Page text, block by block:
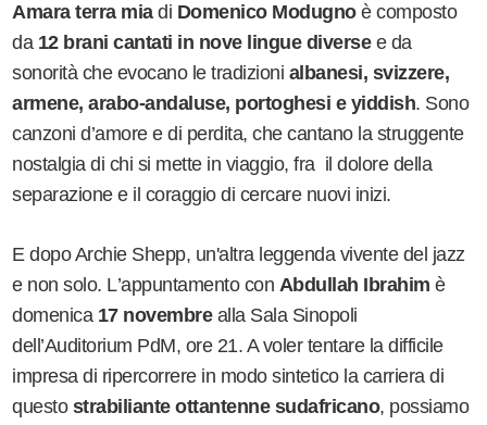
Amara terra miadi Domenico Modugnoè composto
da 12 brani cantati in nove lingue diversee da
sonorità che evocano le tradizioni albanesi, svizzere,
armene, arabo-andaluse, portoghesi e yiddish. Sono
canzoni d’amore e di perdita, che cantano la struggente
nostalgia di chi si mette in viaggio, fra il dolore della
separazione e il coraggio di cercare nuovi inizi.
E dopo Archie Shepp, un'altra leggenda vivente del jazz
e non solo. L’appuntamento con Abdullah Ibrahim è
domenica 17 novembrealla Sala Sinopoli
dell ’Auditorium PdM, ore 21. A voler tentare la difficile
impresa di ripercorrere in modo sintetico la carriera di
questo strabiliante ottantenne sudafricano, possiamo